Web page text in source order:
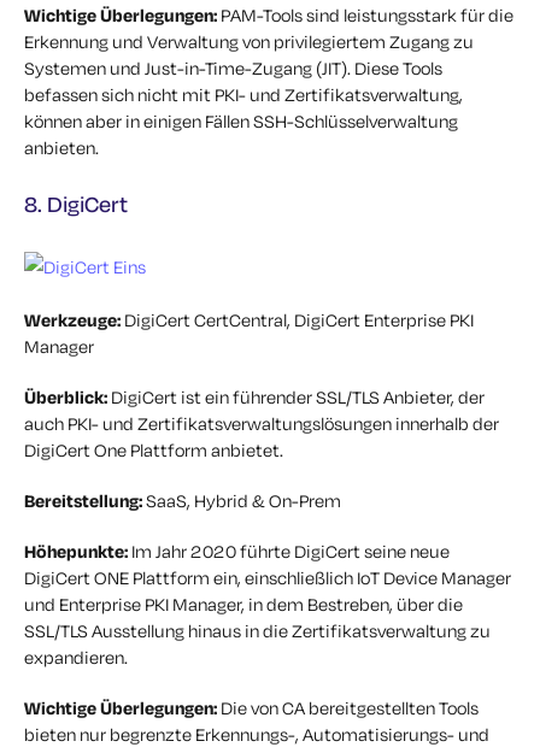
Wichtige Überlegungen: PAM-Tools sind leistungsstark für die
Erkennung und Verwaltung von privilegiertem Zugang zu
Systemen und Just-in-Time-Zugang (JIT). Diese Tools
befassen sich nicht mit PKI- und Zertifikatsverwaltung,
können aber in einigen Fällen SSH-Schlüsselverwaltung
anbieten.
8. DigiCert
Werkzeuge: DigiCert CertCentral, DigiCert Enterprise PKI
Manager
Überblick: DigiCert ist ein führender SSL/TLS Anbieter, der
auch PKI- und Zertifikatsverwaltungslösungen innerhalb der
DigiCert One Plattform anbietet.
Bereitstellung:SaaS, Hybrid & On-Prem
Höhepunkte: Im Jahr 2020 führte DigiCert seine neue
DigiCert ONE Plattform ein, einschließlich IoT Device Manager
und Enterprise PKI Manager, in dem Bestreben, über die
SSL/TLS Ausstellung hinaus in die Zertifikatsverwaltung zu
expandieren.
Wichtige Überlegungen: Die von CA bereitgestellten Tools
bieten nur begrenzte Erkennungs-, Automatisierungs- und